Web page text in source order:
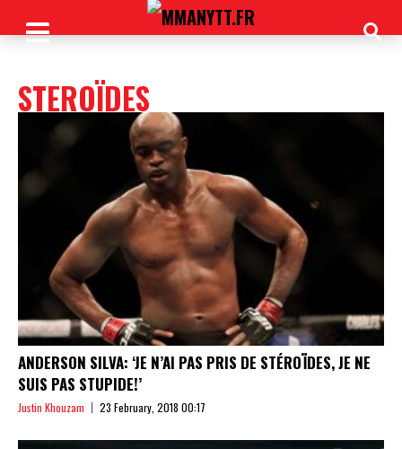
STEROÏDES
ANDERSON SILVA: ‘JE N’AI PAS PRIS DE STÉROÏDES, JE NE
SUIS PAS STUPIDE!’
Justin Khouzam 23 February, 2018 00:17